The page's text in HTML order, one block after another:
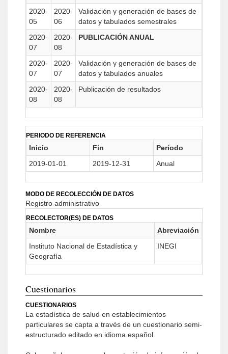
2020-
05
2020-
06
Validación y generación de bases de
datos y tabulados semestrales
2020-
07
2020-
08
PUBLICACIÓN ANUAL
2020-
07
2020-
07
Validación y generación de bases de
datos y tabulados anuales
2020-
08
2020-
08
Publicación de resultados
PERIODO DE REFERENCIA
Inicio Fin
Período
2019-01-01
2019-12-31 Anual
MODO DE RECOLECCIÓN DE DATOS
Registro administrativo
RECOLECTOR(ES) DE DATOS
Nombre
Abreviación
Instituto Nacional de Estadística y
Geografía
INEGI
Cuestionarios
CUESTIONARIOS
La estadística de salud en establecimientos
particulares se capta a través de un cuestionario semi-
estructurado editado en idioma español.